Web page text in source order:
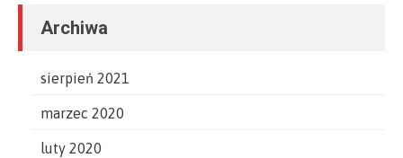
Archiwa
sierpień 2021
marzec 2020
luty 2020